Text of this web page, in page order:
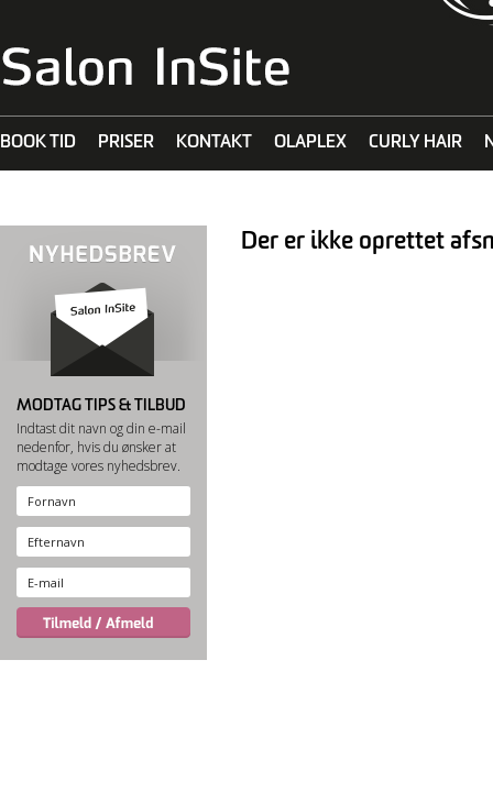
BOOK TID PRISER KONTAKT OLAPLEX CURLY HAIR
MODTAG TIPS & TILBUD
Indtast dit navn og din e-mail
nedenfor, hvis du ønsker at
modtage vores nyhedsbrev.
Der er ikke oprettet